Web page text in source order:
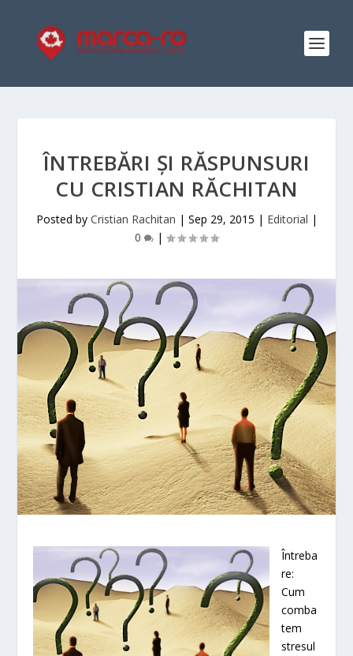
ÎNTREBĂRI ȘI RĂSPUNSURI
CU CRISTIAN RĂCHITAN
Posted by Cristian Rachitan | Sep 29, 2015 | Editorial |
0
|
Întreba
re:
Cum
comba
tem
stresul